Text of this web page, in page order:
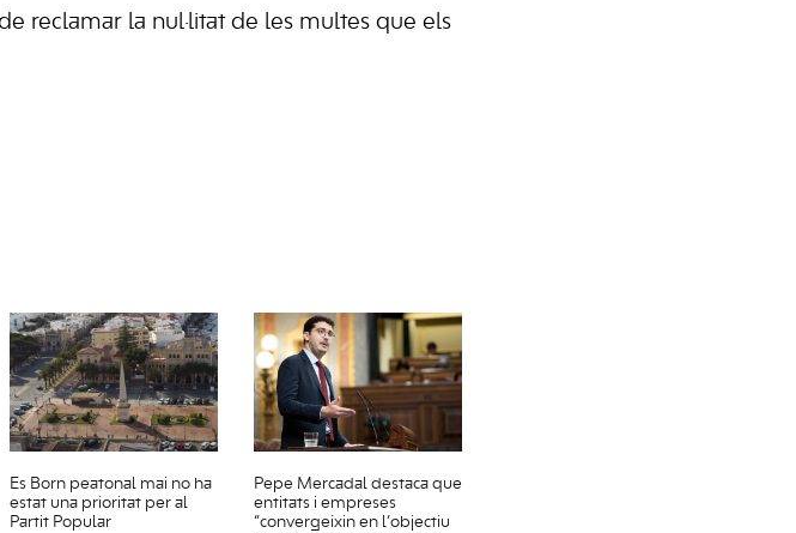
reclamar la nul·litat de les multes que els
Es Born peatonal mai no ha
estat una prioritat per al
Partit Popular
Pepe Mercadal destaca que
entitats i empreses
“convergeixin en l’objectiu